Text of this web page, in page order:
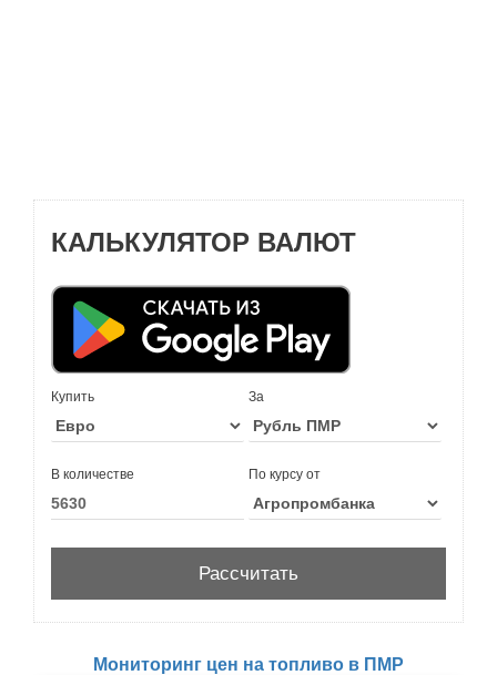
КАЛЬКУЛЯТОР ВАЛЮТ
Купить За
В количестве По курсу от
Мониторинг цен на топливо в ПМР